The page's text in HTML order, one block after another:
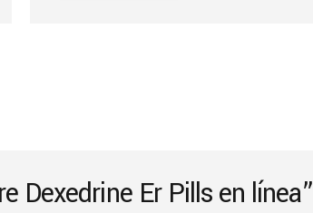
the
product
Dexedrine Er Pills en línea”